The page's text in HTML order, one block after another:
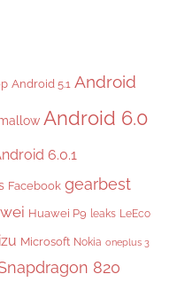
Android 5.1 Android
Android 6.0
6.0.1
Facebook gearbest
Huawei P9 leaks LeEco
Microsoft Nokia oneplus 3
820